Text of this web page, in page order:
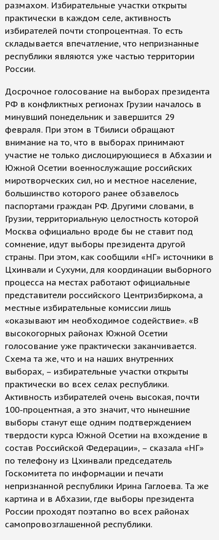
размахом. Избирательные участки открыты
практически в каждом селе, активность
избирателей почти стопроцентная. То есть
складывается впечатление, что непризнанные
республики являются уже частью территории
России.
Досрочное голосование на выборах президента
РФ в конфликтных регионах Грузии началось в
минувший понедельник и завершится 29
февраля. При этом в Тбилиси обращают
внимание на то, что в выборах принимают
участие не только дислоцирующиеся в Абхазии и
Южной Осетии военнослужащие российских
миротворческих сил, но и местное население,
большинство которого ранее обзавелось
паспортами граждан РФ. Другими словами, в
Грузии, территориальную целостность которой
Москва официально вроде бы не ставит под
сомнение, идут выборы президента другой
страны. При этом, как сообщили «НГ» источники в
Цхинвали и Сухуми, для координации выборного
процесса на местах работают официальные
представители российского Центризбиркома, а
местные избирательные комиссии лишь
«оказывают им необходимое содействие». «В
высокогорных районах Южной Осетии
голосование уже практически заканчивается.
Схема та же, что и на наших внутренних
выборах, – избирательные участки открыты
практически во всех селах республики.
Активность избирателей очень высокая, почти
100-процентная, а это значит, что нынешние
выборы станут еще одним подтверждением
твердости курса Южной Осетии на вхождение в
состав Российской Федерации», – сказала «НГ»
по телефону из Цхинвали председатель
Госкомитета по информации и печати
непризнанной республики Ирина Гаглоева. Та же
картина и в Абхазии, где выборы президента
России проходят поэтапно во всех районах
самопровозглашенной республики.